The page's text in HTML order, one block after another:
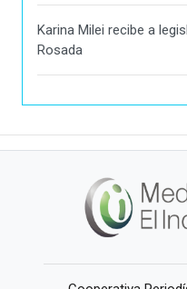
Karina Milei recibe a
Rosada